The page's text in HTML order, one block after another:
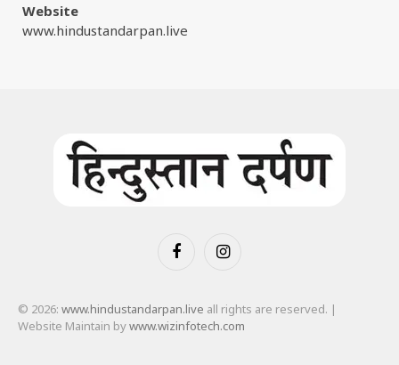
Website
www.hindustandarpan.live
FacebookInstagram
© 2026: www.hindustandarpan.live all rights are reserved. |
Website Maintain bywww.wizinfotech.com